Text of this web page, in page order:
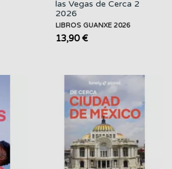
las Vegas de Cerca 2
2026
LIBROS GUANXE 2026
13,90 €